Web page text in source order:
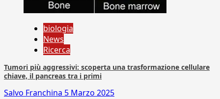
biologia
News
Ricerca
Tumori più aggressivi: scoperta una trasformazione cellulare
chiave, il pancreas tra i primi
Salvo Franchina 5 Marzo 2025